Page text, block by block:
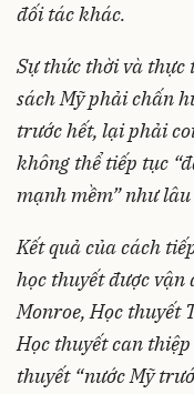
đối tác khác.
Sự thức thời và thực
sách Mỹ phải chấn
trước hết, lại phải
không thể tiếp tục
mạnh mềm” như lâu
Kết quả của cách
học thuyết được
Monroe, Học thuyết
Học thuyết can
thuyết “nước Mỹ